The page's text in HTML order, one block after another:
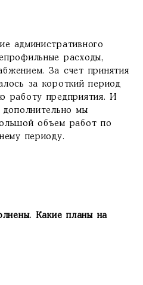
административного
расходы,
За счет принятия
за короткий период
работу предприятия. И
мы
объем работ по
периоду.
Какие планы на